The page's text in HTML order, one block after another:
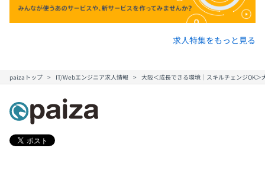
求人特集をもっと見る
paizaトップ IT/Webエンジニア求人情報 大阪＜成長できる環境｜スキルチェンジOK＞